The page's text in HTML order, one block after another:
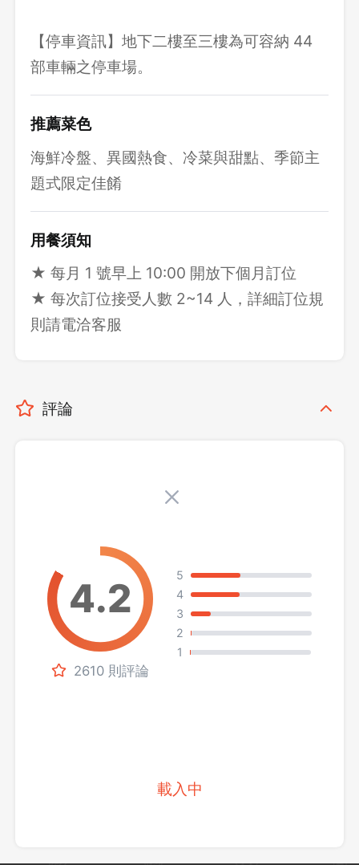
【停車資訊】地下二樓至三樓為可容納 44
部車輛之停車場。
推薦菜色
海鮮冷盤、異國熱食、冷菜與甜點、季節主
題式限定佳餚
用餐須知
★ 每月 1 號早上 10:00 開放下個月訂位
★ 每次訂位接受人數 2~14 人，詳細訂位規
則請電洽客服
評論
2610 則評論
5
4
3
2
1
載入中